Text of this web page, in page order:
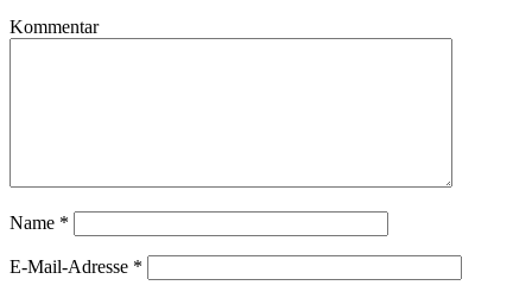
Kommentar
Name *
E-Mail-Adresse *